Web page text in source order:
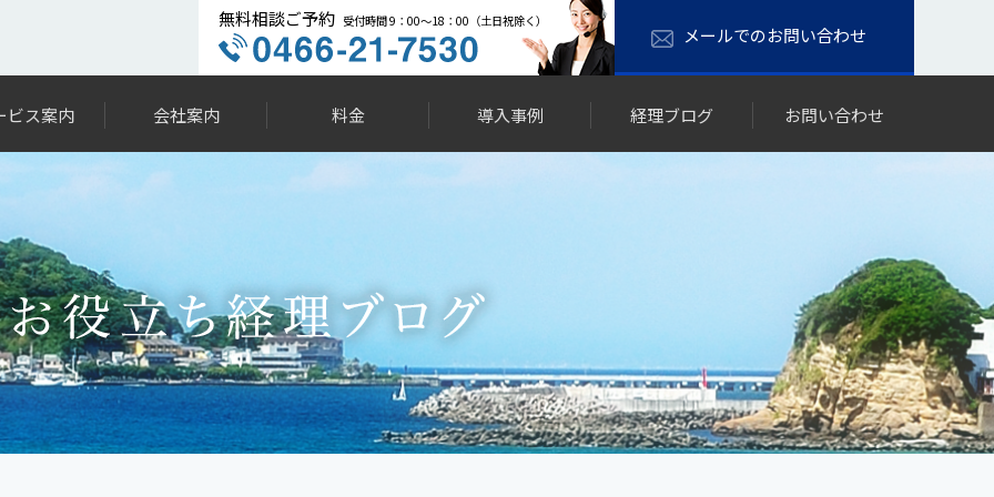
無料相談ご予約 受付時間 9：00～18：00（土日祝除く）
メールでのお問い合わせ
ビス案内 会社案内 料金 導入事例 経理ブログ お問い合わせ